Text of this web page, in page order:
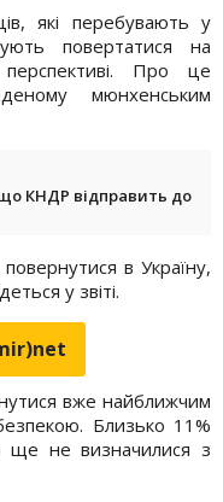
які перебувають у
повертатися на
перспективі. Про це
мюнхенським
що КНДР відправить до
в Україну,
у звіті.
вже найближчим
Близько 11%
ще не визначилися з